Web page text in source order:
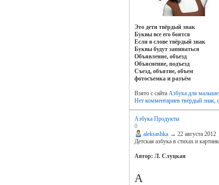
Это дети твёрдый знак
Буквы все его боятся
Если в слове твёрдый знак
Буквы будут запинаться
Объявление, объезд
Объяснение, подъезд
Съезд, объятие, объем
фотосъемка и разъём
Взято с сайта Азбука для
Нет комментариев твёрдый знак,
Азбука Продукты
0
aleksashka → 22 августа 2012
Детская азбука в стихах и
Автор: Л. Слуцкая
А